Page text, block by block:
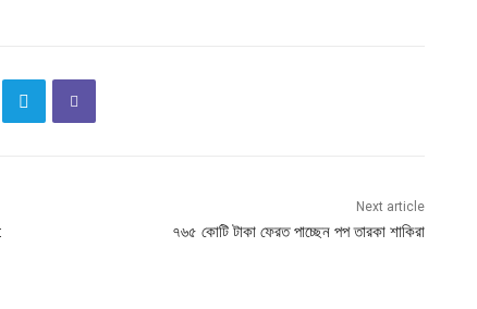
Next article
৭৬৫ কোটি টাকা ফেরত পাচ্ছেন পপ তারকা শাকিরা